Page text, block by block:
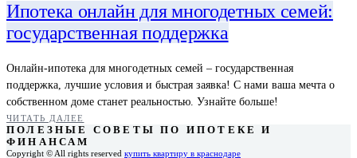
Ипотека онлайн для многодетных семей:
государственная поддержка
Онлайн-ипотека для многодетных семей – государственная
поддержка, лучшие условия и быстрая заявка! С нами ваша мечта о
собственном доме станет реальностью. Узнайте больше!
ЧИТАТЬ ДАЛЕЕ
ПОЛЕЗНЫЕ СОВЕТЫ ПО ИПОТЕКЕ И
ФИНАНСАМ
Copyright © All rights reserved купить квартиру в краснодаре